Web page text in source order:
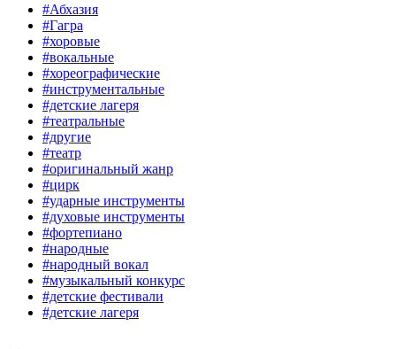
#Абхазия
#Гагра
#хоровые
#вокальные
#хореографические
#инструментальные
#детские лагеря
#театральные
#другие
#театр
#оригинальный жанр
#цирк
#ударные инструменты
#духовые инструменты
#фортепиано
#народные
#народный вокал
#музыкальный конкурс
#детские фестивали
#детские лагеря